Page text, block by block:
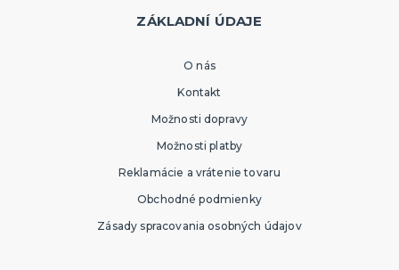
ZÁKLADNÍ ÚDAJE
O nás
Kontakt
Možnosti dopravy
Možnosti platby
Reklamácie a vrátenie tovaru
Obchodné podmienky
Zásady spracovania osobných údajov